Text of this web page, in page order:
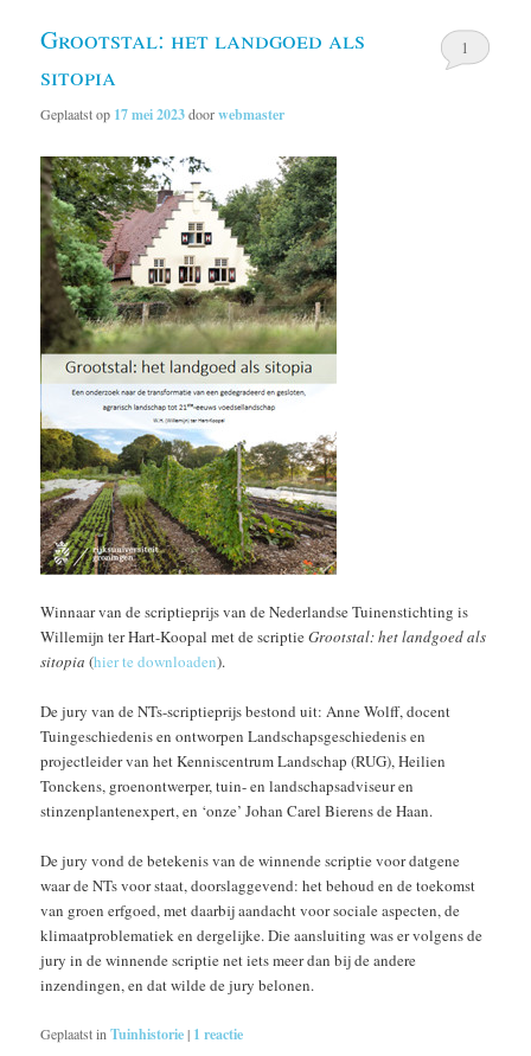
Grootstal: het landgoed als
sitopia
Geplaatst op 17 mei 2023doorwebmaster
1
Winnaar van de scriptieprijs van de Nederlandse Tuinenstichting is
Willemijn ter Hart-Koopal met de scriptieGrootstal: het landgoed als
sitopia (hier te downloaden).
De jury van de NTs-scriptieprijs bestond uit: Anne Wolff, docent
Tuingeschiedenis en ontworpen Landschapsgeschiedenis en
projectleider van het Kenniscentrum Landschap (RUG), Heilien
Tonckens, groenontwerper, tuin- en landschapsadviseur en
stinzenplantenexpert, en ‘onze’ Johan Carel Bierens de Haan.
De jury vond de betekenis van de winnende scriptie voor datgene
waar de NTs voor staat, doorslaggevend: het behoud en de toekomst
van groen erfgoed, met daarbij aandacht voor sociale aspecten, de
klimaatproblematiek en dergelijke. Die aansluiting was er volgens de
jury in de winnende scriptie net iets meer dan bij de andere
inzendingen, en dat wilde de jury belonen.
Geplaatst inTuinhistorie| 1 reactie